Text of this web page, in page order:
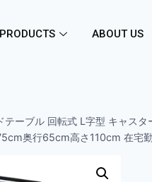
ABOUT US
テーブル 回転式 L字型 キャス
奥行65cm高さ110cm 在宅